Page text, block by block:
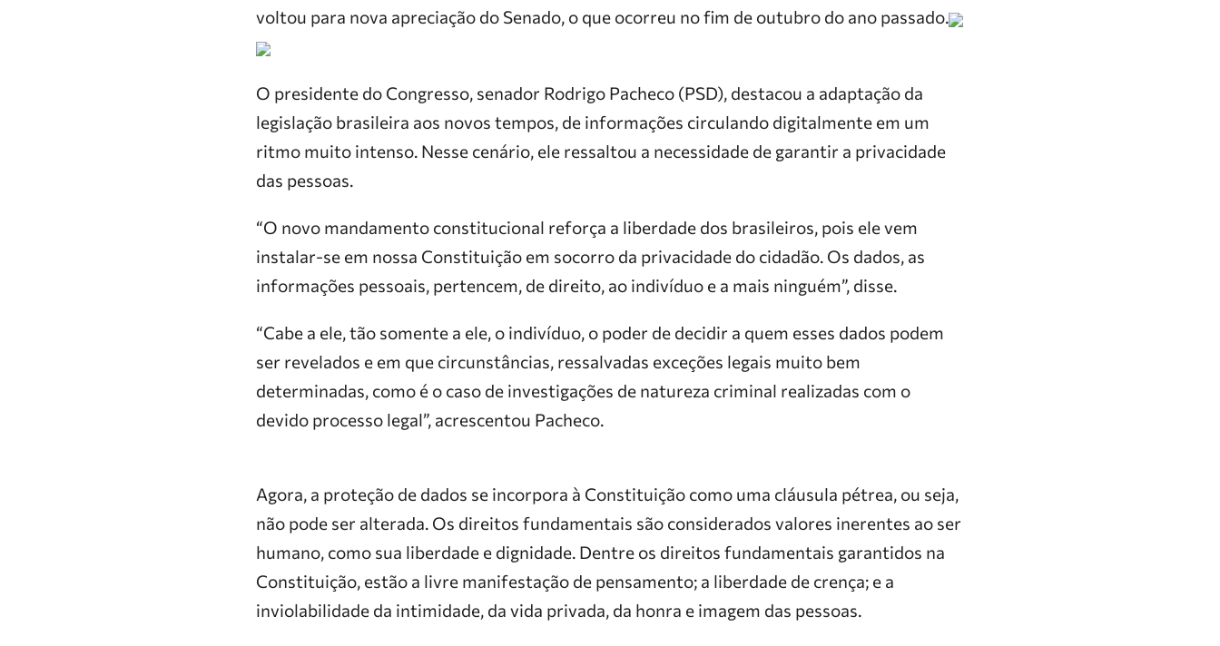
voltou para nova apreciação do Senado, o que ocorreu no fim de outubro do ano passado.
O presidente do Congresso, senador Rodrigo Pacheco (PSD), destacou a adaptação da
legislação brasileira aos novos tempos, de informações circulando digitalmente em um
ritmo muito intenso. Nesse cenário, ele ressaltou a necessidade de garantir a privacidade
das pessoas.
“O novo mandamento constitucional reforça a liberdade dos brasileiros, pois ele vem
instalar-se em nossa Constituição em socorro da privacidade do cidadão. Os dados, as
informações pessoais, pertencem, de direito, ao indivíduo e a mais ninguém”, disse.
“Cabe a ele, tão somente a ele, o indivíduo, o poder de decidir a quem esses dados podem
ser revelados e em que circunstâncias, ressalvadas exceções legais muito bem
determinadas, como é o caso de investigações de natureza criminal realizadas com o
devido processo legal”, acrescentou Pacheco.
Agora, a proteção de dados se incorpora à Constituição como uma cláusula pétrea, ou seja,
não pode ser alterada. Os direitos fundamentais são considerados valores inerentes ao ser
humano, como sua liberdade e dignidade. Dentre os direitos fundamentais garantidos na
Constituição, estão a livre manifestação de pensamento; a liberdade de crença; e a
inviolabilidade da intimidade, da vida privada, da honra e imagem das pessoas.